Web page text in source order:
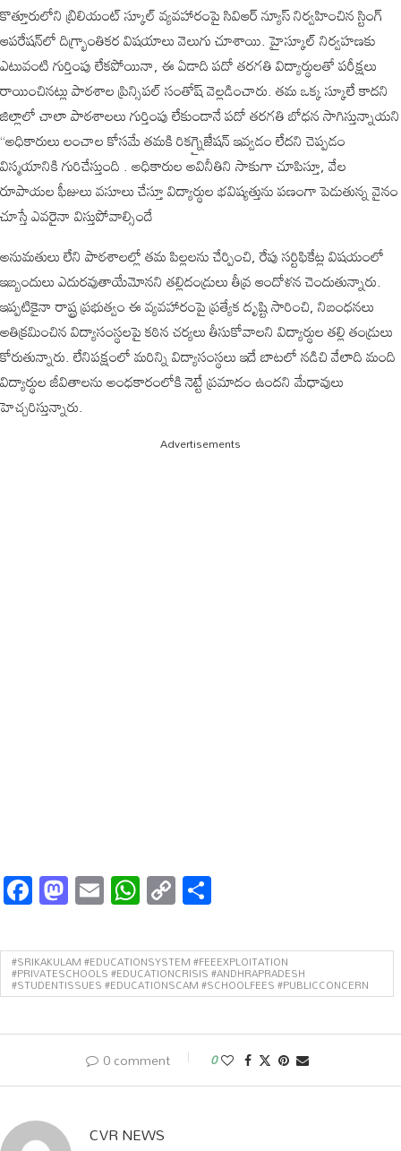
​కొత్తూరులోని బ్రిలియంట్ స్కూల్ వ్యవహారంపై సివిఆర్ న్యూస్ నిర్వహించిన స్టింగ్
ఆపరేషన్‌లో దిగ్భ్రాంతికర విషయాలు వెలుగు చూశాయి. హైస్కూల్ నిర్వహణకు
ఎటువంటి గుర్తింపు లేకపోయినా, ఈ ఏడాది పదో తరగతి విద్యార్థులతో పరీక్షలు
రాయించినట్లు పాఠశాల ప్రిన్సిపల్ సంతోష్ వెల్లడించారు. తమ ఒక్క స్కూలే కాదని
జిల్లాలో చాలా పాఠశాలలు గుర్తింపు లేకుండానే పదో తరగతి బోధన సాగిస్తున్నాయని
“అధికారులు లంచాల కోసమే తమకి రికగ్నైజేషన్ ఇవ్వడం లేదని చెప్పడం
విస్మయానికి గురిచేస్తుంది . అధికారుల అవినీతిని సాకుగా చూపిస్తూ, వేల
రూపాయల ఫీజులు వసూలు చేస్తూ విద్యార్థుల భవిష్యత్తును పణంగా పెడుతున్న వైనం
చూస్తే ఎవరైనా విస్తుపోవాల్సిందే
​అనుమతులు లేని పాఠశాలల్లో తమ పిల్లలను చేర్పించి, రేపు సర్టిఫికేట్ల విషయంలో
ఇబ్బందులు ఎదురవుతాయేమోనని తల్లిదండ్రులు తీవ్ర ఆందోళన చెందుతున్నారు.
ఇప్పటికైనా రాష్ట్ర ప్రభుత్వం ఈ వ్యవహారంపై ప్రత్యేక దృష్టి సారించి, నిబంధనలు
అతిక్రమించిన విద్యాసంస్థలపై కఠిన చర్యలు తీసుకోవాలని విద్యార్థుల తల్లి తండ్రులు
కోరుతున్నారు. లేనిపక్షంలో మరిన్ని విద్యాసంస్థలు ఇదే బాటలో నడిచి వేలాది మంది
విద్యార్థుల జీవితాలను అంధకారంలోకి నెట్టే ప్రమాదం ఉందని మేధావులు
హెచ్చరిస్తున్నారు.
Advertisements
Facebook
Mastodon
EmailWhatsApp
Copy
Link
#SRIKAKULAM #EDUCATIONSYSTEM #FEEEXPLOITATION
#PRIVATESCHOOLS #EDUCATIONCRISIS #ANDHRAPRADESH
#STUDENTISSUES #EDUCATIONSCAM #SCHOOLFEES #PUBLICCONCERN
0 comment 0
CVR NEWS